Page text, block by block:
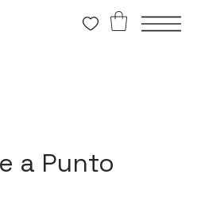
a Punto